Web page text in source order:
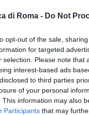
di Roma - Do Not
opt-out of the sale,
for targeted
selection. Please note
interest-based ads
to third parties
of your personal
This information may also
Participants that may